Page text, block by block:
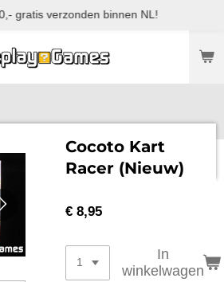
gratis verzonden binnen NL!
Cocoto Kart
Racer (Nieuw)
€ 8,95
In
winkelwagen